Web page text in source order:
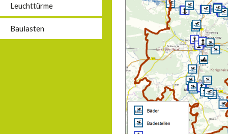
Leuchttürme
Baulasten